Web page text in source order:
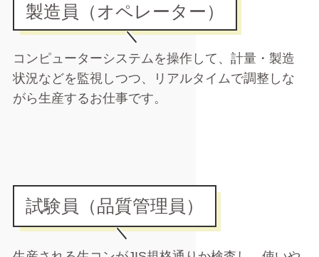
製造員（オペレーター）
コンピューターシステムを操作して、計量・製造
状況などを監視しつつ、リアルタイムで調整しな
がら生産するお仕事です。
試験員（品質管理員）